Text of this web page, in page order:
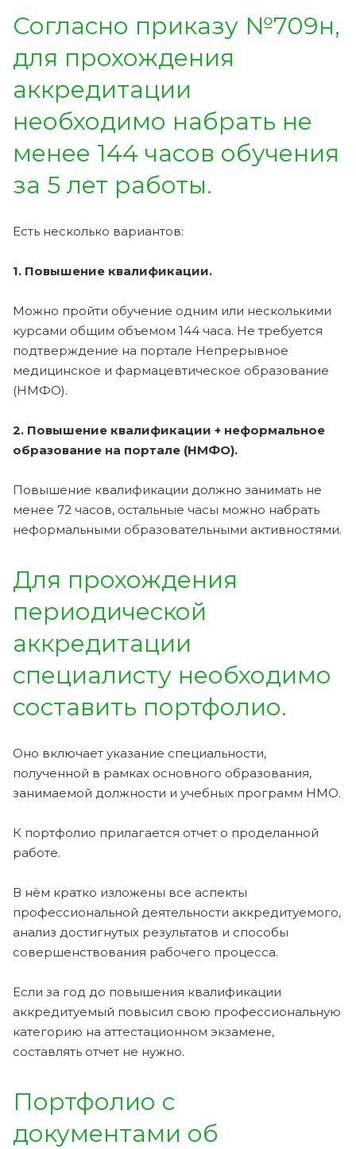
Согласно приказу №709н,
для прохождения
аккредитации
необходимо набрать не
менее 144 часов обучения
за 5 лет работы.
Есть несколько вариантов:
1. Повышение квалификации.
Можно пройти обучение одним или несколькими
курсами общим объемом 144 часа. Не требуется
подтверждение на портале Непрерывное
медицинское и фармацевтическое образование
(НМФО).
2. Повышение квалификации + неформальное
образование на портале (НМФО).
Повышение квалификации должно занимать не
менее 72 часов, остальные часы можно набрать
неформальными образовательными активностями.
Для прохождения
периодической
аккредитации
специалисту необходимо
составить портфолио.
Оно включает указание специальности,
полученной в рамках основного образования,
занимаемой должности и учебных программ НМО.
К портфолио прилагается отчет о проделанной
работе.
В нём кратко изложены все аспекты
профессиональной деятельности аккредитуемого,
анализ достигнутых результатов и способы
совершенствования рабочего процесса.
Если за год до повышения квалификации
аккредитуемый повысил свою профессиональную
категорию на аттестационном экзамене,
составлять отчет не нужно.
Портфолио с
документами об